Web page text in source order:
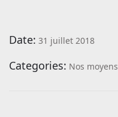
Date: 31 juillet 2018
Categories: Nos moyens